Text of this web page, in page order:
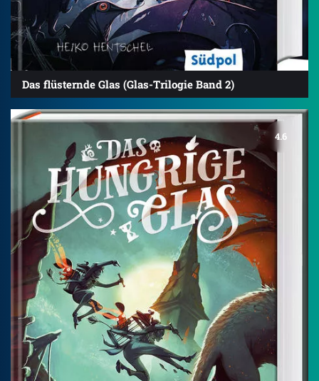
Das flüsternde Glas (Glas-Trilogie Band 2)
4.6